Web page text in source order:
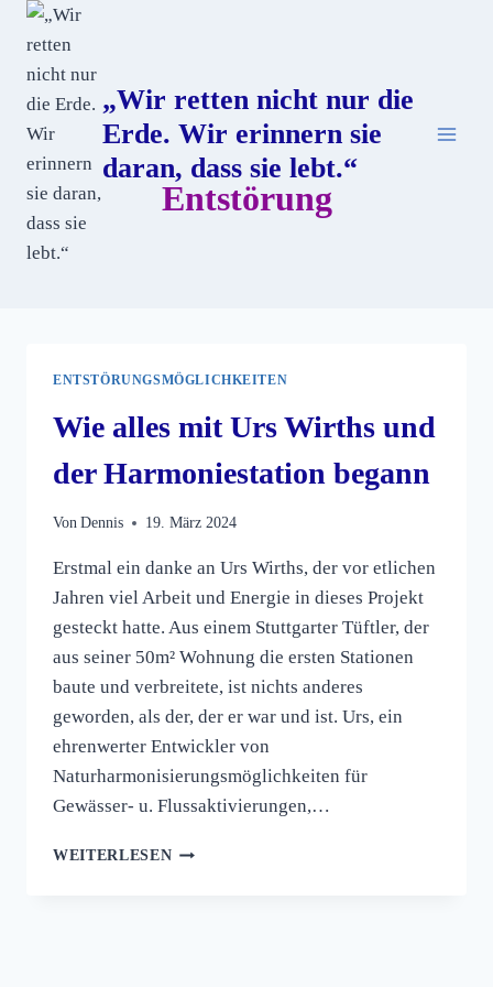
„Wir retten nicht nur die
Erde. Wir erinnern sie
daran, dass sie lebt.“
Entstörung
ENTSTÖRUNGSMÖGLICHKEITEN
Wie alles mit Urs Wirths und
der Harmoniestation begann
Von Dennis 19. März 2024
Erstmal ein danke an Urs Wirths, der vor etlichen
Jahren viel Arbeit und Energie in dieses Projekt
gesteckt hatte. Aus einem Stuttgarter Tüftler, der
aus seiner 50m² Wohnung die ersten Stationen
baute und verbreitete, ist nichts anderes
geworden, als der, der er war und ist. Urs, ein
ehrenwerter Entwickler von
Naturharmonisierungsmöglichkeiten für
Gewässer- u. Flussaktivierungen,…
WEITERLESEN